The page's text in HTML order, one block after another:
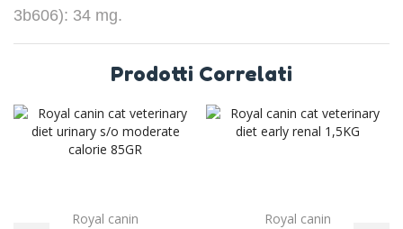
3b606): 34 mg.
Prodotti Correlati
Royal canin Royal canin